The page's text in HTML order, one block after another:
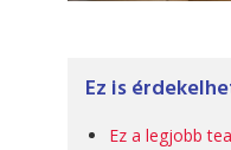
Ez is
Ez a legjobb